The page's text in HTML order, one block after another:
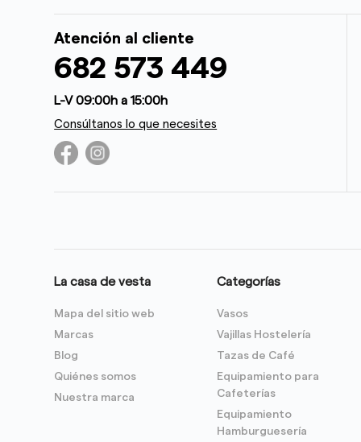
Atención al cliente
682 573 449
L-V 09:00h a 15:00h
Consúltanos lo que necesites
La casa de vesta
Mapa del sitio web
Marcas
Blog
Quiénes somos
Nuestra marca
Categorías
Vasos
Vajillas Hostelería
Tazas de Café
Equipamiento para
Cafeterías
Equipamiento
Hamburguesería